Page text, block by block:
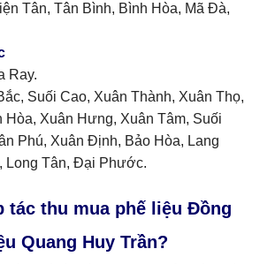
Tân, Tân Bình, Bình Hòa, Mã Đà,
Ray.
Suối Cao, Xuân Thành, Xuân Thọ,
Xuân Hưng, Xuân Tâm, Suối
Phú, Xuân Định, Bảo Hòa, Lang
Long Tân, Đại Phước.
tác thu mua phế liệu Đồng
Quang Huy Trần?